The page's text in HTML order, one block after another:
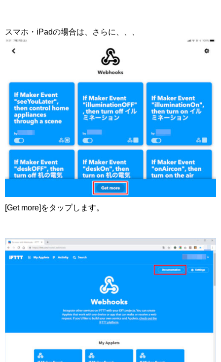
スマホ・iPadの場合は、さらに、、、
[Get more]をタップします。